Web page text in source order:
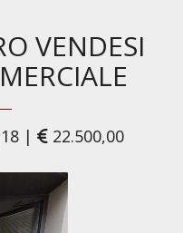
VENDESI
18 | 22.500,00